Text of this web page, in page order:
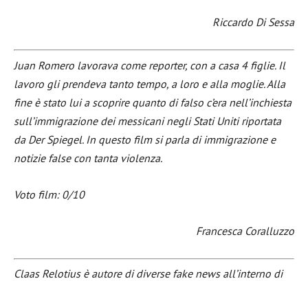
Riccardo Di Sessa
Juan Romero lavorava come reporter, con a casa 4 figlie. Il
lavoro gli prendeva tanto tempo, a loro e alla moglie. Alla
fine è stato lui a scoprire quanto di falso c’era nell’inchiesta
sull’immigrazione dei messicani negli Stati Uniti riportata
da Der Spiegel. In questo film si parla di immigrazione e
notizie false con tanta violenza.
Voto film: 0/10
Francesca Coralluzzo
Claas Relotius è autore di diverse fake news all’interno di